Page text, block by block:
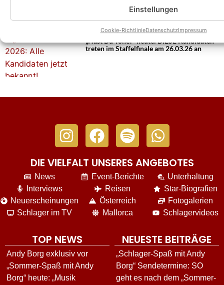
Einstellungen
Cookie-RichtlinieDatenschutzImpressum
Weitere News
„Hast Du Töne?“ heute: DIESE Kandidaten
treten im Staffelfinale am 26.03.26 an
DIE VIELFALT UNSERES ANGEBOTES
News
Interviews
Neuerscheinungen
Schlager im TV
Event-Berichte
Reisen
Österreich
Mallorca
Unterhaltung
Star-Biografien
Fotogalerien
Schlagervideos
TOP NEWS
Andy Borg exklusiv vor
„Sommer-Spaß mit Andy
Borg“ heute: „Musik
NEUESTE BEITRÄGE
„Schlager-Spaß mit Andy
Borg“ Sendetermine: SO
geht es nach dem „Sommer-